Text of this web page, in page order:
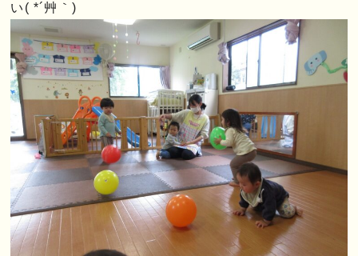
い( *´艸｀)